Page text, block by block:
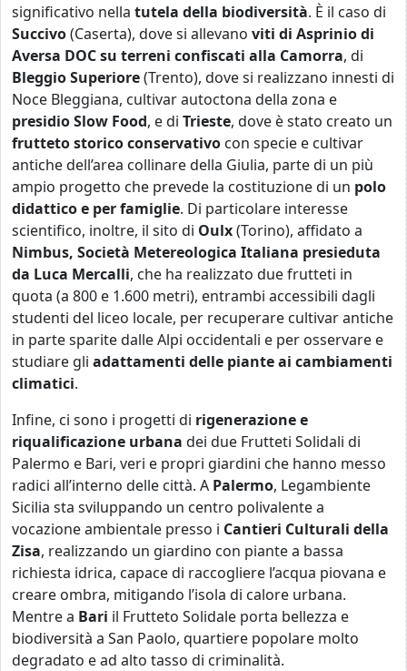
significativo nella tutela della biodiversità. È il caso di
Succivo(Caserta), dove si allevano viti di Asprinio di
Aversa DOC su terreni confiscati alla Camorra, di
Bleggio Superiore(Trento), dove si realizzano innesti di
Noce Bleggiana, cultivar autoctona della zona e
presidio Slow Food, e di Trieste, dove è stato creato un
frutteto storico conservativo con specie e cultivar
antiche dell’area collinare della Giulia, parte di un più
ampio progetto che prevede la costituzione di un polo
didattico e per famiglie. Di particolare interesse
scientifico, inoltre, il sito di Oulx(Torino), affidato a
Nimbus, Società Metereologica Italiana presieduta
da Luca Mercalli, che ha realizzato due frutteti in
quota (a 800 e 1.600 metri), entrambi accessibili dagli
studenti del liceo locale, per recuperare cultivar antiche
in parte sparite dalle Alpi occidentali e per osservare e
studiare gli adattamenti delle piante ai cambiamenti
climatici.
Infine, ci sono i progetti di rigenerazione e
riqualificazione urbana dei due Frutteti Solidali di
Palermo e Bari, veri e propri giardini che hanno messo
radici all’interno delle città. A Palermo, Legambiente
Sicilia sta sviluppando un centro polivalente a
vocazione ambientale presso i Cantieri Culturali della
Zisa, realizzando un giardino con piante a bassa
richiesta idrica, capace di raccogliere l’acqua piovana e
creare ombra, mitigando l’isola di calore urbana.
Mentre a Bari il Frutteto Solidale porta bellezza e
biodiversità a San Paolo, quartiere popolare molto
degradato e ad alto tasso di criminalità.